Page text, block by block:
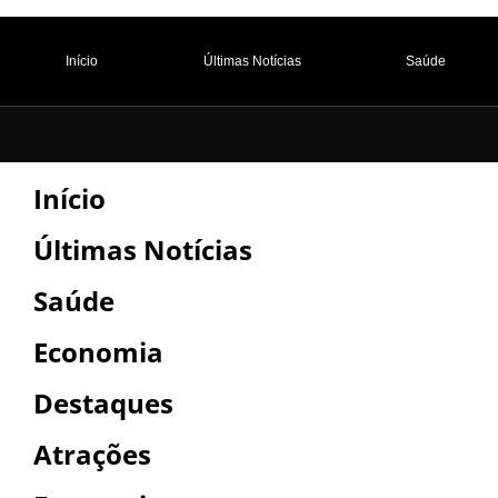
Início Últimas Notícias Saúde
Início
Últimas Notícias
Saúde
Economia
Destaques
Atrações